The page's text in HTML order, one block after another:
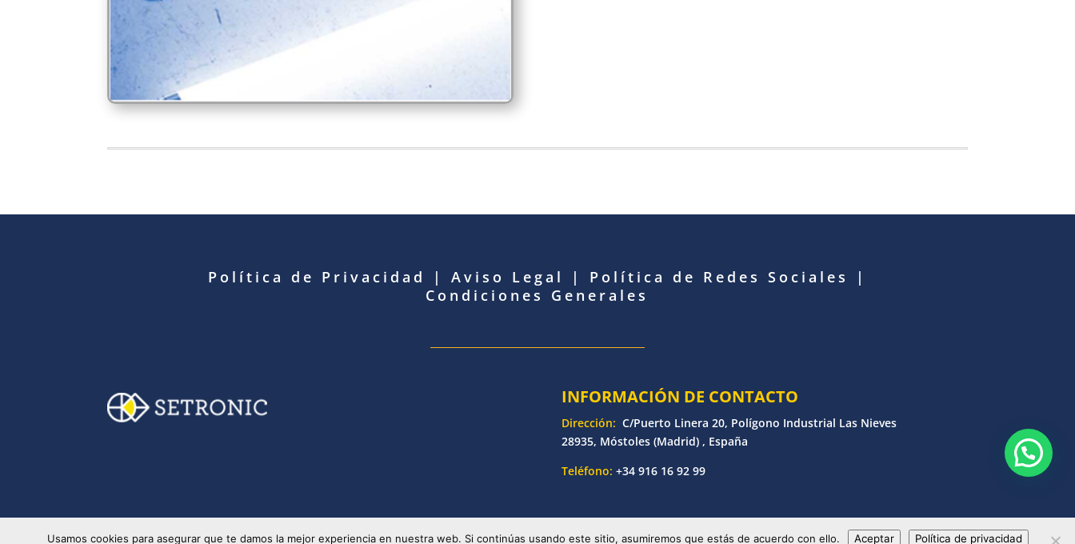
Política de Privacidad | Aviso Legal | Política de Redes Sociales
|
Condiciones Generales
INFORMACIÓN DE CONTACTO
Dirección: C/Puerto Linera 20, Polígono Industrial Las Nieves
28935, Móstoles (Madrid) , España
Teléfono: +34 916 16 92 99
© Copyright 2025 Setronic | Desarrollado por Bankoi Software Factory | Todos los derechos reservados
Usamos cookies para asegurar que te damos la mejor experiencia en nuestra web. Si continúas usando este sitio, asumiremos que estás de acuerdo con ello. Aceptar Política de privacidad